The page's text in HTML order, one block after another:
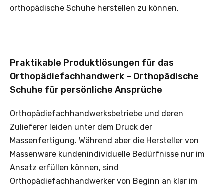
orthopädische Schuhe herstellen zu können.
Praktikable Produktlösungen für das
Orthopädiefachhandwerk – Orthopädische
Schuhe für persönliche Ansprüche
Orthopädiefachhandwerksbetriebe und deren
Zulieferer leiden unter dem Druck der
Massenfertigung. Während aber die Hersteller von
Massenware kundenindividuelle Bedürfnisse nur im
Ansatz erfüllen können, sind
Orthopädiefachhandwerker von Beginn an klar im